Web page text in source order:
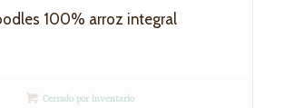
100% arroz integral
Cerrado por inventario